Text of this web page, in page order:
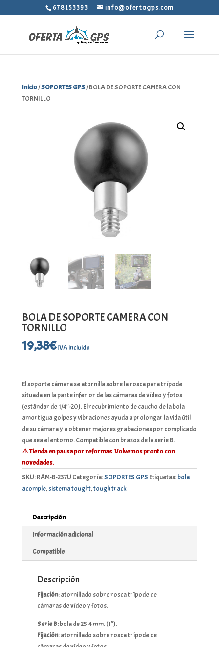
678153393 info@ofertagps.com
Inicio/SOPORTES GPS/ BOLA DE SOPORTE CAMERA CON
TORNILLO
BOLA DE SOPORTE CAMERA CON
TORNILLO
19,38€IVA incluido
El soporte cámara se atornilla sobre la rosca para trípode
situada en la parte inferior de las cámaras de vídeo y fotos
(estándar de 1/4″-20). El recubrimiento de caucho de la bola
amortigua golpes y vibraciones ayuda a prolongar la vida útil
de su cámara y a obtener mejores grabaciones por complicado
que sea el entorno. Compatible con brazos de la serie B.
⚠️ Tienda en pausa por reformas. Volvemos pronto con
novedades.
SKU:RAM-B-237U Categoría:SOPORTES GPS Etiquetas:bola
acomple,sistema tought,tough track
Descripción
Información adicional
Compatible
Descripción
Fijación: atornillado sobre rosca trípode de
cámaras de vídeo y fotos.
Serie B:bola de 25.4 mm. (1″).
Fijación: atornillado sobre rosca trípode de